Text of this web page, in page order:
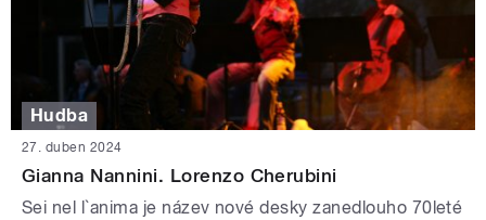
Hudba
27. duben 2024
Gianna Nannini. Lorenzo Cherubini
Sei nel l`anima je název nové desky zanedlouho 70leté